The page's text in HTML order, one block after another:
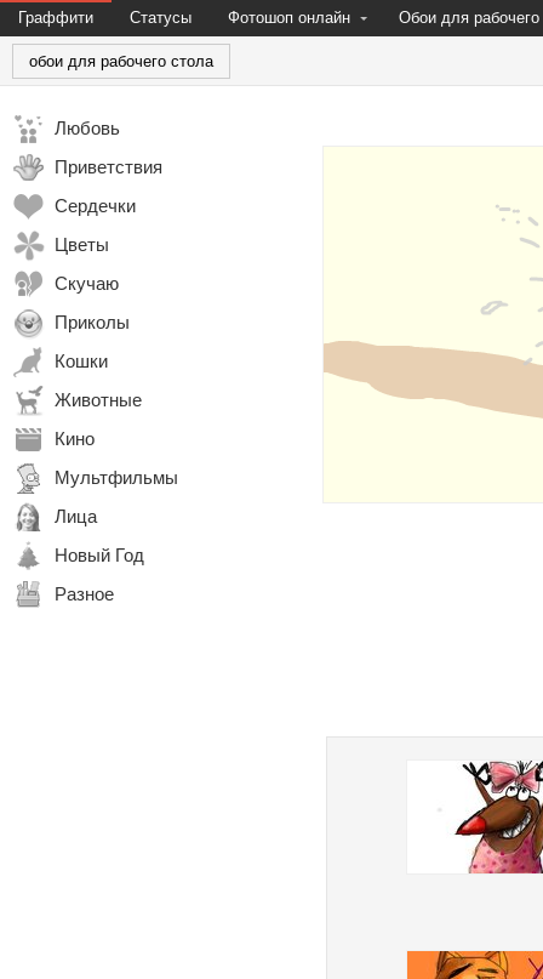
Граффити Статусы Фотошоп онлайн Обои для рабочего
обои для рабочего стола
Любовь
Приветствия
Сердечки
Цветы
Скучаю
Приколы
Кошки
Животные
Кино
Мультфильмы
Лица
Новый Год
Разное